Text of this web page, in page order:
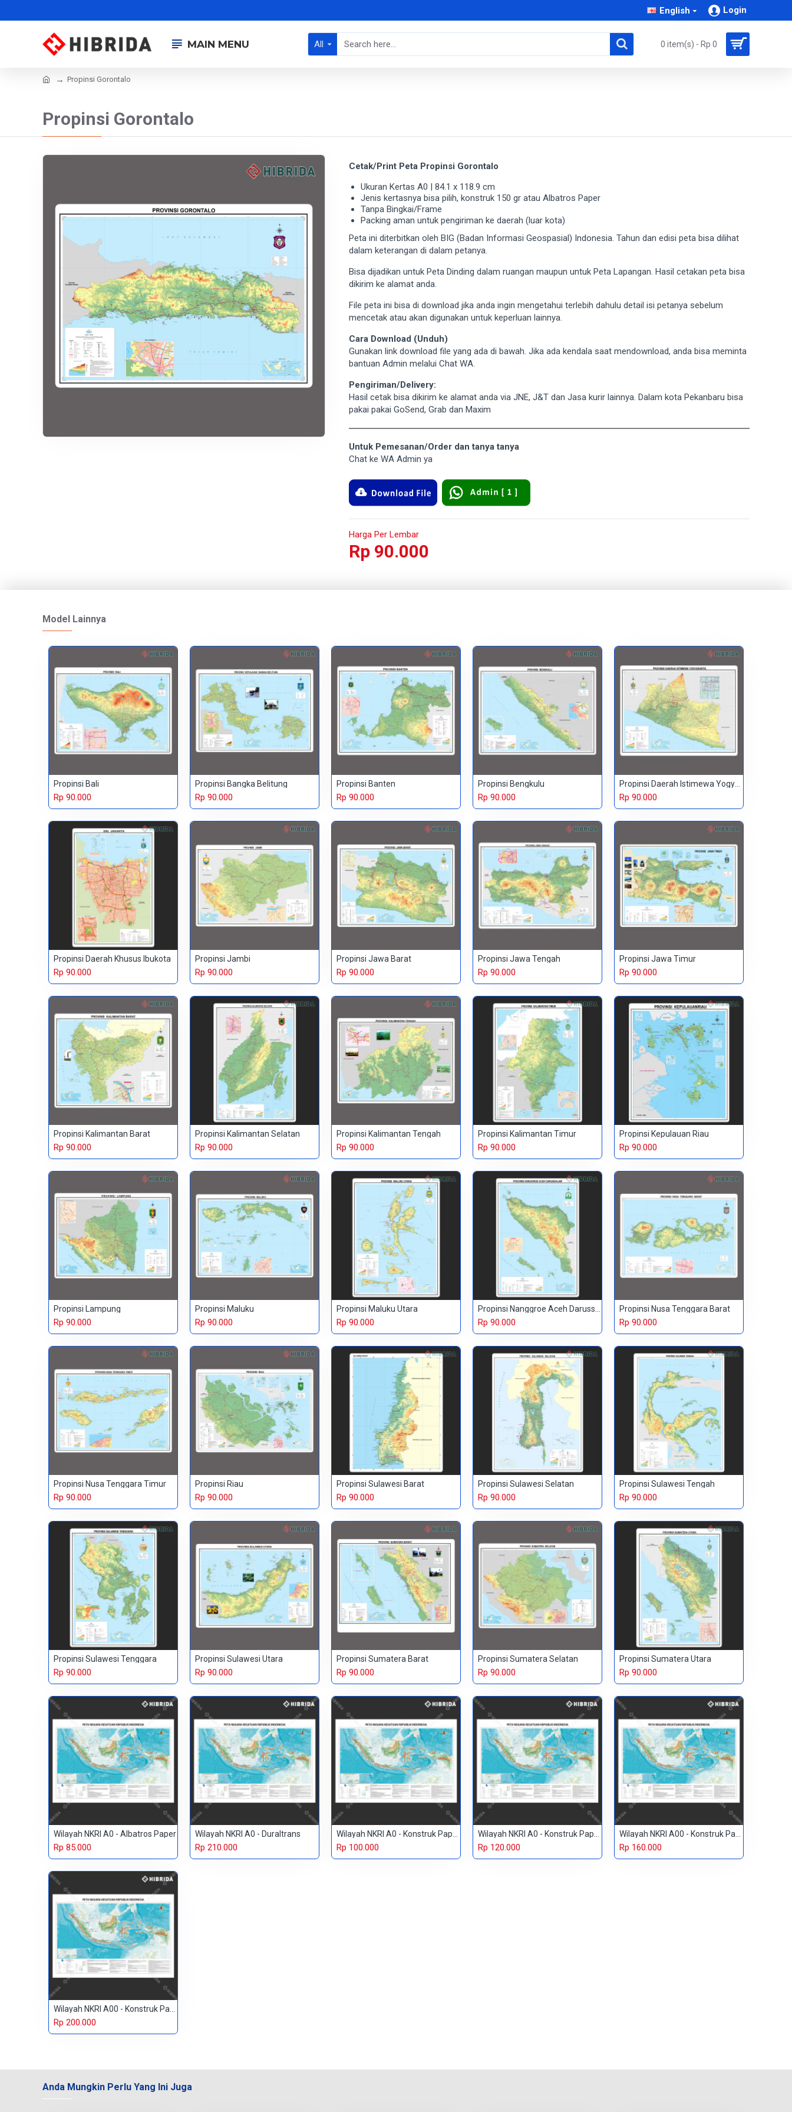
English Login
MAIN MENU All 0 item(s) - Rp 0
Propinsi Gorontalo
Propinsi Gorontalo
Cetak/Print Peta Propinsi Gorontalo
Ukuran Kertas A0 | 84.1 x 118.9 cm
Jenis kertasnya bisa pilih, konstruk 150 gr atau Albatros Paper
Tanpa Bingkai/Frame
Packing aman untuk pengiriman ke daerah (luar kota)
Peta ini diterbitkan oleh BIG (Badan Informasi Geospasial) Indonesia. Tahun dan edisi peta bisa dilihat
dalam keterangan di dalam petanya.
Bisa dijadikan untuk Peta Dinding dalam ruangan maupun untuk Peta Lapangan. Hasil cetakan peta bisa
dikirim ke alamat anda.
File peta ini bisa di download jika anda ingin mengetahui terlebih dahulu detail isi petanya sebelum
mencetak atau akan digunakan untuk keperluan lainnya.
Cara Download (Unduh)
Gunakan link download file yang ada di bawah. Jika ada kendala saat mendownload, anda bisa meminta
bantuan Admin melalui Chat WA.
Pengiriman/Delivery:
Hasil cetak bisa dikirim ke alamat anda via JNE, J&T dan Jasa kurir lainnya. Dalam kota Pekanbaru bisa
pakai pakai GoSend, Grab dan Maxim
Untuk Pemesanan/Order dan tanya tanya
Chat ke WA Admin ya
Harga Per Lembar
Rp 90.000
Model Lainnya
Propinsi Bali
Rp 90.000
Propinsi Bangka Belitung
Rp 90.000
Propinsi Banten
Rp 90.000
Propinsi Bengkulu
Rp 90.000
Propinsi Daerah Istimewa Yogyakarta
Rp 90.000
Propinsi Daerah Khusus Ibukota
Rp 90.000
Propinsi Jambi
Rp 90.000
Propinsi Jawa Barat
Rp 90.000
Propinsi Jawa Tengah
Rp 90.000
Propinsi Jawa Timur
Rp 90.000
Propinsi Kalimantan Barat
Rp 90.000
Propinsi Kalimantan Selatan
Rp 90.000
Propinsi Kalimantan Tengah
Rp 90.000
Propinsi Kalimantan Timur
Rp 90.000
Propinsi Kepulauan Riau
Rp 90.000
Propinsi Lampung
Rp 90.000
Propinsi Maluku
Rp 90.000
Propinsi Maluku Utara
Rp 90.000 Rp 90.000
Propinsi Nusa Tenggara Barat
Rp 90.000
Propinsi Nusa Tenggara Timur
Rp 90.000
Propinsi Riau
Rp 90.000
Propinsi Sulawesi Barat
Rp 90.000
Propinsi Sulawesi Selatan
Rp 90.000
Propinsi Sulawesi Tengah
Rp 90.000
Propinsi Sulawesi Tenggara
Rp 90.000
Propinsi Sulawesi Utara
Rp 90.000
Propinsi Sumatera Barat
Rp 90.000
Propinsi Sumatera Selatan
Rp 90.000
Propinsi Sumatera Utara
Rp 90.000
Wilayah NKRI A0 - Albatros Paper
Rp 85.000
Wilayah NKRI A0 - Duraltrans
Rp 210.000 Rp 100.000 Rp 120.000 Rp 160.000
Rp 200.000
Anda Mungkin Perlu Yang Ini Juga